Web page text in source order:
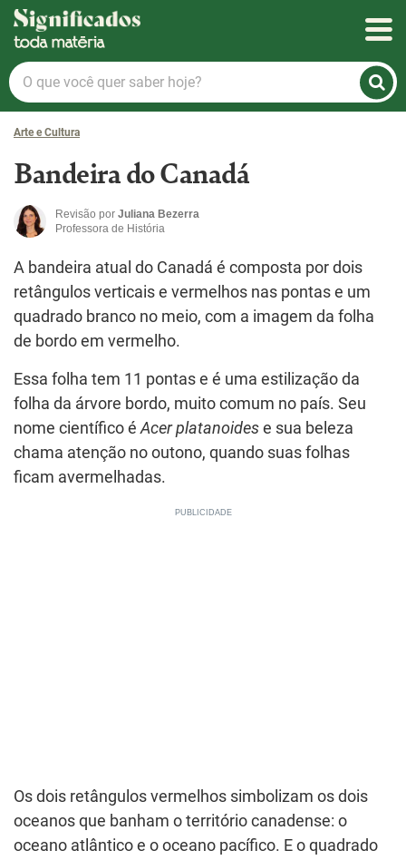
Significados
O
que
você
quer
hoje?
Arte e Cultura
Bandeira do Canadá
Revisão por Juliana Bezerra
Professora de História
A bandeira atual do Canadá é composta por dois
retângulos verticais e vermelhos nas pontas e um
quadrado branco no meio, com a imagem da folha
de bordo em vermelho.
Essa folha tem 11 pontas e é uma estilização da
folha da árvore bordo, muito comum no país. Seu
nome científico éAcer platanoides e sua beleza
chama atenção no outono, quando suas folhas
ficam avermelhadas.
Os dois retângulos vermelhos simbolizam os dois
oceanos que banham o território canadense: o
oceano atlântico e o oceano pacífico. E o quadrado